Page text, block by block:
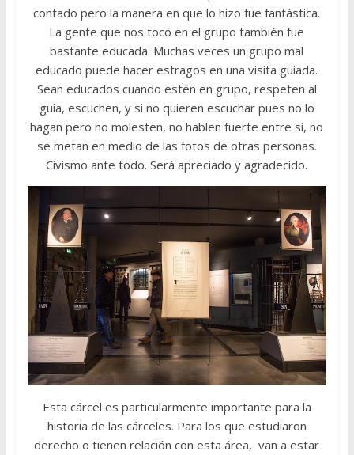
contado pero la manera en que lo hizo fue fantástica.
La gente que nos tocó en el grupo también fue
bastante educada. Muchas veces un grupo mal
educado puede hacer estragos en una visita guiada.
Sean educados cuando estén en grupo, respeten al
guía, escuchen, y si no quieren escuchar pues no lo
hagan pero no molesten, no hablen fuerte entre si, no
se metan en medio de las fotos de otras personas.
Civismo ante todo. Será apreciado y agradecido.
Esta cárcel es particularmente importante para la
historia de las cárceles. Para los que estudiaron
derecho o tienen relación con esta área, van a estar